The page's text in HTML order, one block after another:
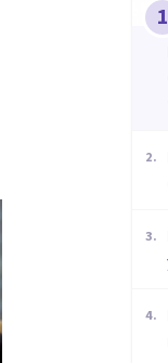
1
2.
3.
4.